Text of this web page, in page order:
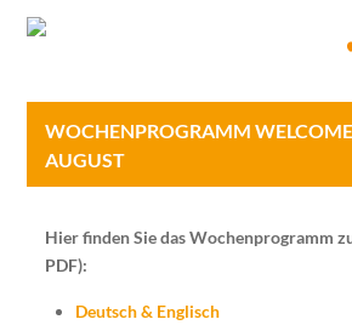
WOCHENPROGRAMM
AUGUST
Hier finden Sie das Wochenprogramm
PDF):
Deutsch & Englisch